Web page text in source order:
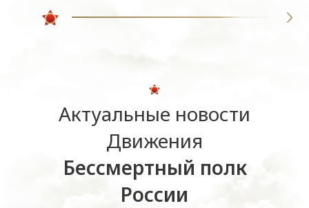
Актуальные новости
Движения
Бессмертный полк
России